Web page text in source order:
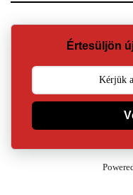
Értesüljön